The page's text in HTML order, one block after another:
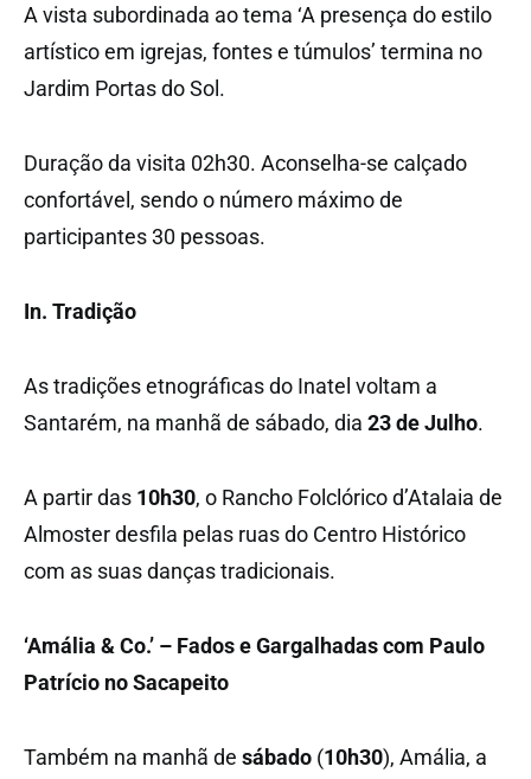
A vista subordinada ao tema ‘A presença do estilo
artístico em igrejas, fontes e túmulos’ termina no
Jardim Portas do Sol.
Duração da visita 02h30. Aconselha-se calçado
confortável, sendo o número máximo de
participantes 30 pessoas.
In. Tradição
As tradições etnográficas do Inatel voltam a
Santarém, na manhã de sábado, dia 23 de Julho.
A partir das 10h30, o Rancho Folclórico d’Atalaia de
Almoster desfila pelas ruas do Centro Histórico
com as suas danças tradicionais.
‘Amália & Co.’ – Fados e Gargalhadas com Paulo
Patrício no Sacapeito
Também na manhã de sábado (10h30), Amália, a